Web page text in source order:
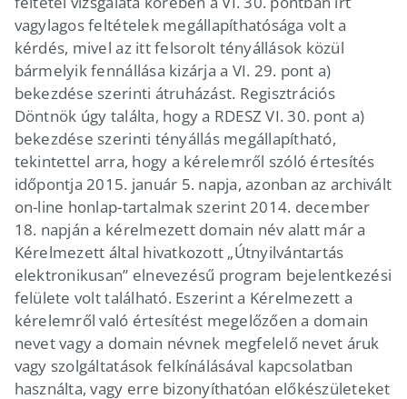
vagylagos feltételek megállapíthatósága volt a
kérdés, mivel az itt felsorolt tényállások közül
bármelyik fennállása kizárja a VI. 29. pont a)
bekezdése szerinti átruházást. Regisztrációs
Döntnök úgy találta, hogy a RDESZ VI. 30. pont a)
bekezdése szerinti tényállás megállapítható,
tekintettel arra, hogy a kérelemről szóló értesítés
időpontja 2015. január 5. napja, azonban az archivált
on-line honlap-tartalmak szerint 2014. december
18. napján a kérelmezett domain név alatt már a
Kérelmezett által hivatkozott „Útnyilvántartás
elektronikusan” elnevezésű program bejelentkezési
felülete volt található. Eszerint a Kérelmezett a
kérelemről való értesítést megelőzően a domain
nevet vagy a domain névnek megfelelő nevet áruk
vagy szolgáltatások felkínálásával kapcsolatban
használta, vagy erre bizonyíthatóan előkészületeket